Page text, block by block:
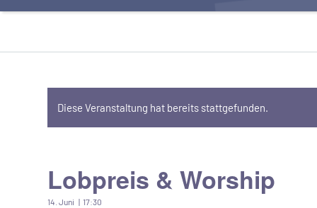
Diese Veranstaltung hat bereits stattgefunden.
Lobpreis & Worship
14. Juni | 17:30